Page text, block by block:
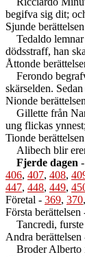
begifva sig dit;
Sjunde berättelsen
Tedaldo lemnar
dödsstraff, han
Åttonde
Ferondo
skärselden.
Nionde berättelsen
Gillette från
ung flickas
Tionde berättelsen
Alibech blir
Fjerde dagen -
406, 407, 408,
447, 448, 449,
Företal - 369, 370,
Första berättelsen
Tancredi, furste
Andra berättelsen
Broder Alberto